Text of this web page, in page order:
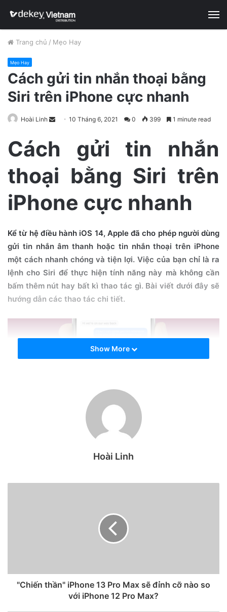
Trang chủ / Mẹo Hay
Mẹo Hay
Cách gửi tin nhắn thoại bằng
Siri trên iPhone cực nhanh
Hoài Linh
n
d
a
m
10 Tháng 6, 2021 0 399 1 minute read
Cách gửi tin nhắn
thoại bằng Siri trên
iPhone cực nhanh
Kể từ hệ điều hành iOS 14, Apple đã cho phép người dùng
gửi tin nhắn âm thanh hoặc tin nhắn thoại trên iPhone
một cách nhanh chóng và tiện lợi. Việc của bạn chỉ là ra
lệnh cho Siri để thực hiện tính năng này mà không cần
bấm thêm nút hay bất kì thao tác gì. Bài viết dưới đây sẽ
hướng dẫn các thao tác chi tiết.
Tương tự như tính năng Voice chat của Messenger
các thiết bị nhà Táo cũng rất đáng chú ý và cực kì dễ sử
Hướng dẫn gửi tin nhắn thoại
Bước 1:Bạn cần kích hoạt Siri bằng câu“Hey Siri”trên
iPhone. Khi Siri đã lắng nghe, bạn đọc rõ ràng câu
Show More
Hoài Linh
"Chiến thần" iPhone 13 Pro Max sẽ đỉnh cỡ nào so
với iPhone 12 Pro Max?